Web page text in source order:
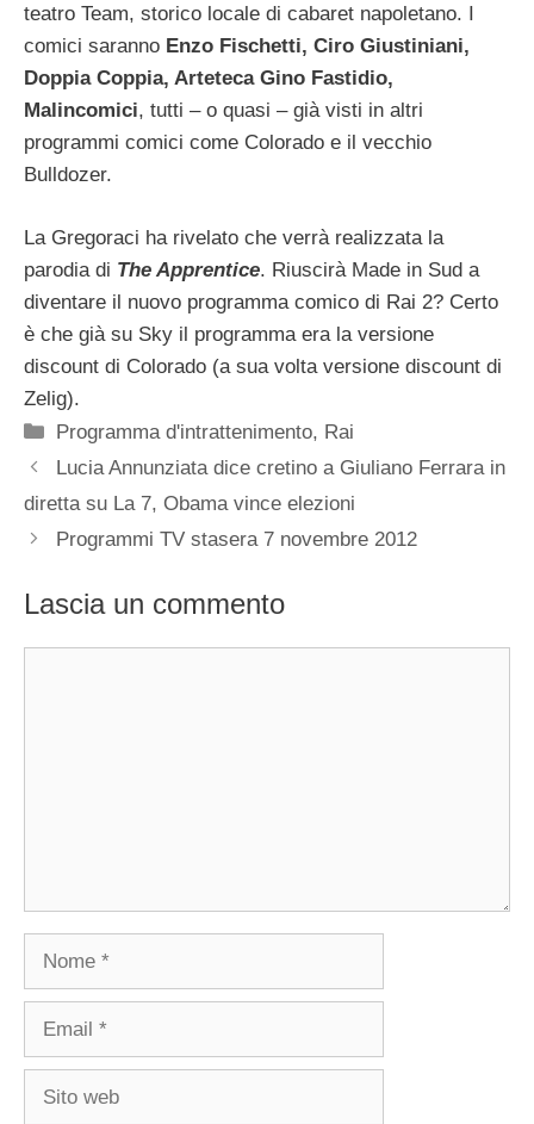
teatro Team, storico locale di cabaret napoletano. I
comici saranno Enzo Fischetti, Ciro Giustiniani,
Doppia Coppia, Arteteca Gino Fastidio,
Malincomici, tutti – o quasi – già visti in altri
programmi comici come Colorado e il vecchio
Bulldozer.
La Gregoraci ha rivelato che verrà realizzata la
parodia di The Apprentice. Riuscirà Made in Sud a
diventare il nuovo programma comico di Rai 2? Certo
è che già su Sky il programma era la versione
discount di Colorado (a sua volta versione discount di
Zelig).
Categorie
Programma d'intrattenimento, Rai
Lucia Annunziata dice cretino a Giuliano Ferrara in
diretta su La 7, Obama vince elezioni
Programmi TV stasera 7 novembre 2012
Lascia un commento
Nome
Email
Sito